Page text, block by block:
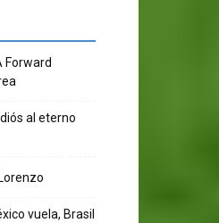
Forward
al eterno
vuela, Brasil